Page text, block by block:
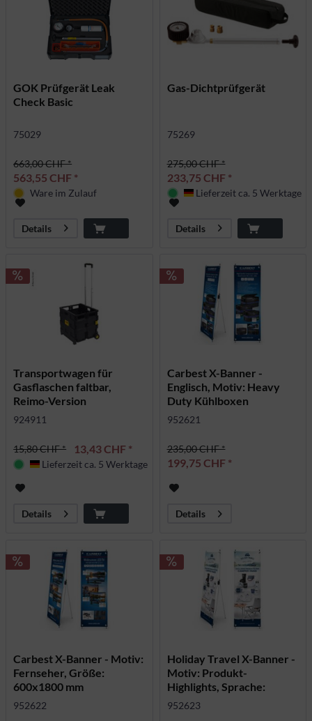
GOK Prüfgerät Leak
Check Basic
75029
663,00 CHF *
563,55 CHF *
Ware im Zulauf
Details
Gas-Dichtprüfgerät
75269
275,00 CHF *
233,75 CHF *
Deutschland
Lieferzeit ca. 5 Werktage
Details
Transportwagen für
Gasflaschen faltbar,
Reimo-Version
924911
15,80 CHF * 13,43 CHF *
Deutschland
Lieferzeit ca. 5 Werktage
Details
Carbest X-Banner -
Englisch, Motiv: Heavy
Duty Kühlboxen
952621
235,00 CHF *
199,75 CHF *
Details
Carbest X-Banner - Motiv:
Fernseher, Größe:
600x1800 mm
952622
Holiday Travel X-Banner -
Motiv: Produkt-
Highlights, Sprache:
Englisch
952623